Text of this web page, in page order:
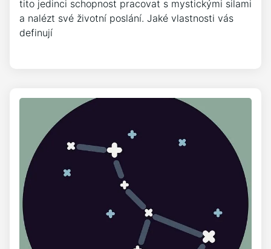
tito jedinci schopnost pracovat s mystickými silami
a nalézt své životní poslání. Jaké vlastnosti vás
definují